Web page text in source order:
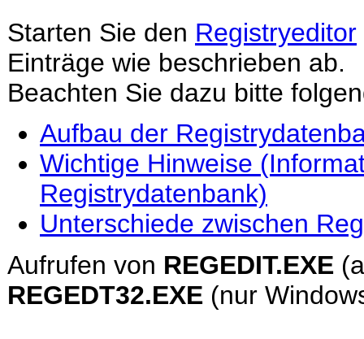
Starten Sie den Registryeditor
Einträge wie beschrieben ab.
Beachten Sie dazu bitte
Aufbau der
Wichtige Hinweise
Registrydatenbank)
Unterschiede zwischen
Aufrufen von REGEDIT.EXE
REGEDT32.EXE (nur